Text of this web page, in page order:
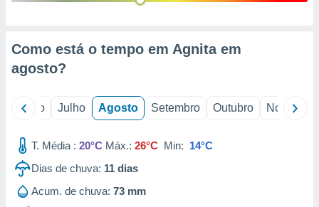
através
estudos
de
Como está o tempo em Agnita em
agosto?
Junho Julho Agosto Setembro Outubro Novembro
T. Média : 20°C Máx.: 26°C Min: 14°C
Dias de chuva: 11 dias
Acum. de chuva: 73 mm